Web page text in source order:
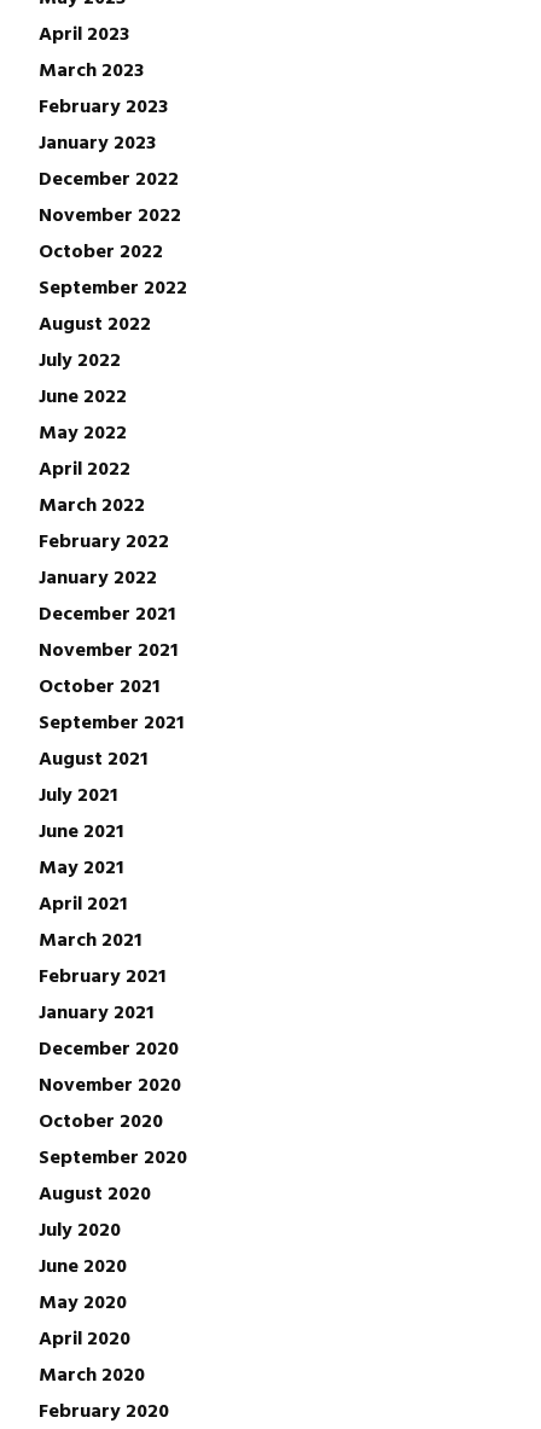
April 2023
March 2023
February 2023
January 2023
December 2022
November 2022
October 2022
September 2022
August 2022
July 2022
June 2022
May 2022
April 2022
March 2022
February 2022
January 2022
December 2021
November 2021
October 2021
September 2021
August 2021
July 2021
June 2021
May 2021
April 2021
March 2021
February 2021
January 2021
December 2020
November 2020
October 2020
September 2020
August 2020
July 2020
June 2020
May 2020
April 2020
March 2020
February 2020